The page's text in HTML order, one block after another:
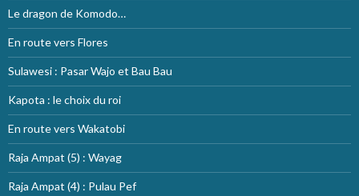
Le dragon de Komodo…
En route vers Flores
Sulawesi : Pasar Wajo et Bau Bau
Kapota : le choix du roi
En route vers Wakatobi
Raja Ampat (5) : Wayag
Raja Ampat (4) : Pulau Pef